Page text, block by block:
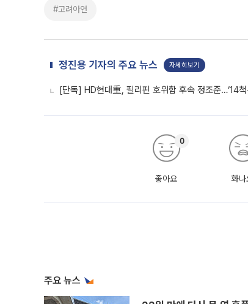
#고려아연
정진용 기자의 주요 뉴스 자세히보기
[단독] HD현대重, 필리핀 호위함 후속 정조준…‘14
좋아요
0
화나
주요 뉴스